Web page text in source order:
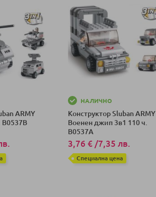
ARMY
B0537B
НАЛИЧНО
Конструктор Sluban ARMY
Военен джип 3в1 110 ч.
B0537A
3,76 € /7,35 лв.
Специална цена